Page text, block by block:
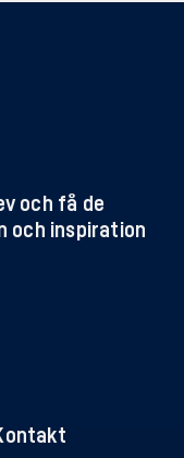
och få de
och inspiration